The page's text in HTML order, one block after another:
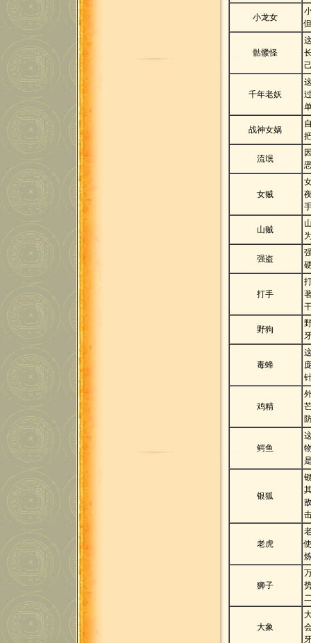
小龙女
骷髅怪
千年老妖
战神女娲
流氓
女贼
山贼
强盗
打手
野狗
毒蜂
鸡精
鳄鱼
银狐
老虎
狮子
大象